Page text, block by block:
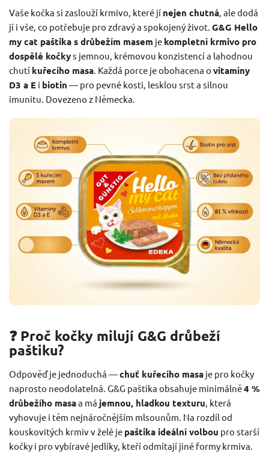
Vaše kočka si zaslouží krmivo, které jí nejen chutná, ale dodá
jí i vše, co potřebuje pro zdravý a spokojený život. G&G Hello
my cat paštika s drůbežím masem je kompletní krmivo pro
dospělé kočkys jemnou, krémovou konzistencí a lahodnou
chutí kuřecího masa. Každá porce je obohacena o vitamíny
D3 a E i biotin — pro pevné kosti, lesklou srst a silnou
imunitu. Dovezeno z Německa.
❓ Proč kočky milují G&G drůbeží
paštiku?
Odpověď je jednoduchá —chuť kuřecího masa je pro kočky
naprosto neodolatelná. G&G paštika obsahuje minimálně4 %
drůbežího masaa má jemnou, hladkou texturu , která
vyhovuje i těm nejnáročnějším mlsounům. Na rozdíl od
kouskovitých krmiv v želé je paštika ideální volbou pro starší
kočky i pro vybíravé jedlíky, kteří odmítají jiné formy krmiva.